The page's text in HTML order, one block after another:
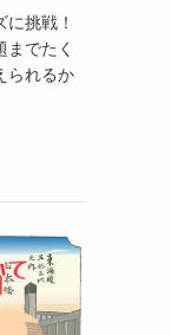
挑戦！
でたく
られるか